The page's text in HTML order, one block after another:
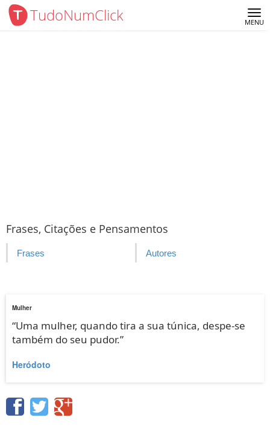
TudoNumClick MENU
Frases, Citações e Pensamentos
Frases Autores
Mulher
“Uma mulher, quando tira a sua túnica, despe-se
também do seu pudor.”
Heródoto